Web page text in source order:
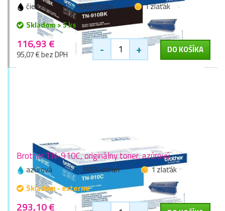
čierna 9000 stran
1 zlaťák
Skladom > 5 ks
116,93 €
95,07 € bez DPH - + DO KOŠÍKA
Brother TN-910C, originálny toner, azúrový
azúrová 9000 stran
1 zlaťák
Skladom - externe
293,10 €